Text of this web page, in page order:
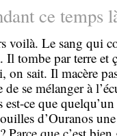
ce
voilà. Le sang qui
Il tombe par terre et
on sait. Il macère
de se mélanger à
est-ce que
d’Ouranos